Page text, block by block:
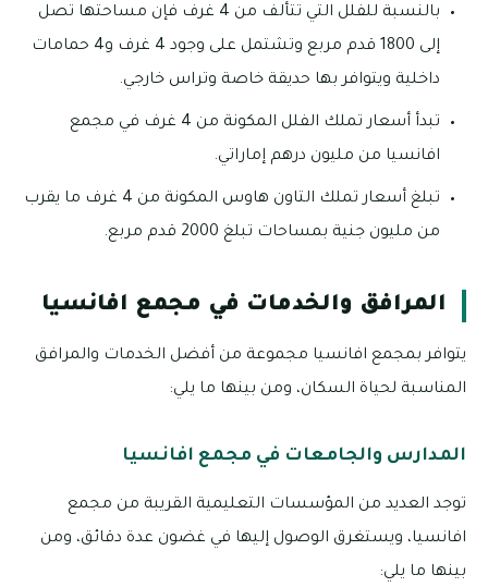
بالنسبة للفلل التي تتألف من 4 غرف فإن مساحتها تصل
إلى 1800 قدم مربع وتشتمل على وجود 4 غرف و4 حمامات
داخلية ويتوافر بها حديقة خاصة وتراس خارجي.
تبدأ أسعار تملك الفلل المكونة من 4 غرف في مجمع
افانسيا من مليون درهم إماراتي.
تبلغ أسعار تملك التاون هاوس المكونة من 4 غرف ما يقرب
من مليون جنية بمساحات تبلغ 2000 قدم مربع.
المرافق والخدمات في مجمع افانسيا
يتوافر بمجمع افانسيا مجموعة من أفضل الخدمات والمرافق
المناسبة لحياة السكان، ومن بينها ما يلي:
المدارس والجامعات في مجمع افانسيا
توجد العديد من المؤسسات التعليمية القريبة من مجمع
افانسيا، ويستغرق الوصول إليها في غضون عدة دقائق، ومن
بينها ما يلي: